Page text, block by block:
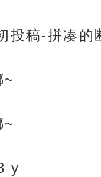
稿-拼凑的
~
~
y